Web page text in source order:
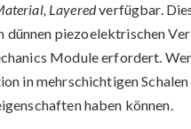
Layeredverfügbar.
dünnen piezoelektrischen
Module erfordert.
in mehrschichtigen
haben können.